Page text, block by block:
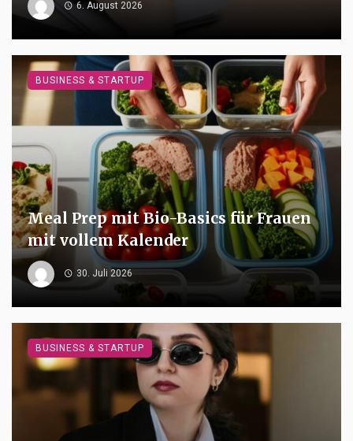
6. August 2026
Meal Prep mit Bio-Basics für Frauen
mit vollem Kalender
30. Juli 2026
BUSINESS & STARTUP
BUSINESS & STARTUP